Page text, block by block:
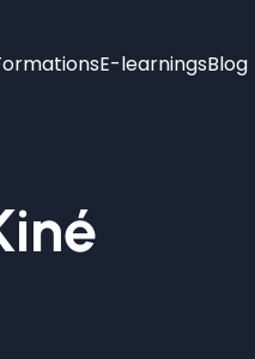
E-learningsBlog